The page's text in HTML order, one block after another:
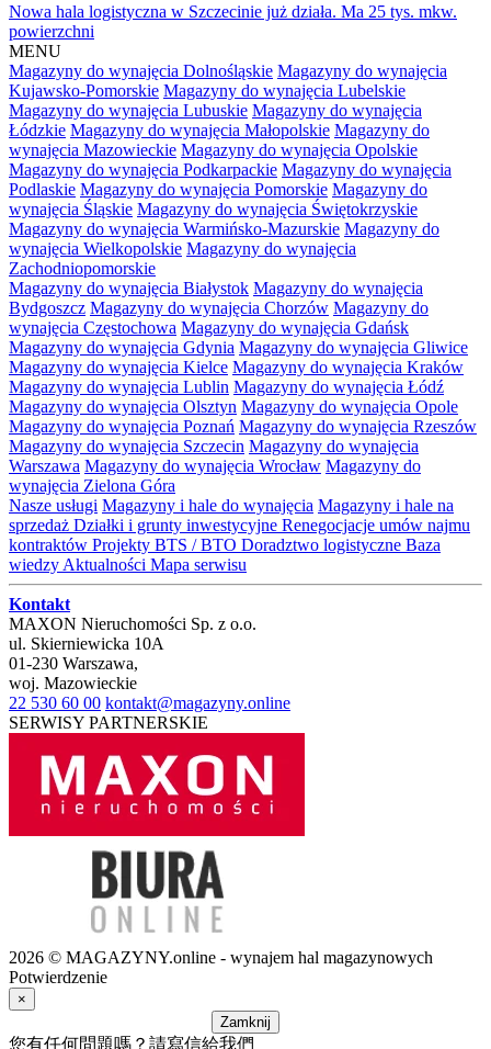
Nowa hala logistyczna w Szczecinie już działa. Ma 25 tys. mkw.
powierzchni
MENU
Magazyny do wynajęcia Dolnośląskie Magazyny do wynajęcia
Kujawsko-Pomorskie Magazyny do wynajęcia Lubelskie
Magazyny do wynajęcia Lubuskie Magazyny do wynajęcia
Łódzkie Magazyny do wynajęcia Małopolskie Magazyny do
wynajęcia Mazowieckie Magazyny do wynajęcia Opolskie
Magazyny do wynajęcia Podkarpackie Magazyny do wynajęcia
Podlaskie Magazyny do wynajęcia Pomorskie Magazyny do
wynajęcia Śląskie Magazyny do wynajęcia Świętokrzyskie
Magazyny do wynajęcia Warmińsko-Mazurskie Magazyny do
wynajęcia Wielkopolskie Magazyny do wynajęcia
Zachodniopomorskie
Magazyny do wynajęcia Białystok Magazyny do wynajęcia
Bydgoszcz Magazyny do wynajęcia Chorzów Magazyny do
wynajęcia Częstochowa Magazyny do wynajęcia Gdańsk
Magazyny do wynajęcia Gdynia Magazyny do wynajęcia Gliwice
Magazyny do wynajęcia Kielce Magazyny do wynajęcia Kraków
Magazyny do wynajęcia Lublin Magazyny do wynajęcia Łódź
Magazyny do wynajęcia Olsztyn Magazyny do wynajęcia Opole
Magazyny do wynajęcia Poznań Magazyny do wynajęcia Rzeszów
Magazyny do wynajęcia Szczecin Magazyny do wynajęcia
Warszawa Magazyny do wynajęcia Wrocław Magazyny do
wynajęcia Zielona Góra
Nasze usługi Magazyny i hale do wynajęcia Magazyny i hale na
sprzedaż Działki i grunty inwestycyjne Renegocjacje umów najmu
kontraktów Projekty BTS / BTO Doradztwo logistyczne Baza
wiedzy Aktualności Mapa serwisu
Kontakt
MAXON Nieruchomości Sp. z o.o.
ul. Skierniewicka 10A
01-230 Warszawa,
woj. Mazowieckie
22 530 60 00 kontakt@magazyny.online
SERWISY PARTNERSKIE
2026 © MAGAZYNY.online - wynajem hal magazynowych
Potwierdzenie
×
Zamknij
您有任何問題嗎？請寫信給我們